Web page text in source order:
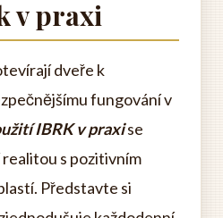
v praxi
dveře k
fungování v
IBRK v praxise
s pozitivním
Představte si